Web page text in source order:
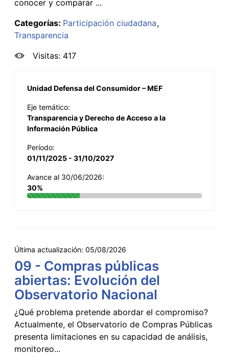
conocer y comparar ...
Categorías: Participación ciudadana
Transparencia
Visitas: 417
Unidad Defensa del Consumidor – MEF
Eje temático:
Transparencia y Derecho de Acceso a la
Información Pública
Período:
01/11/2025 - 31/10/2027
Avance al 30/06/2026:
30%
Última actualización: 05/08/2026
09 - Compras públicas
abiertas: Evolución del
Observatorio Nacional
¿Qué problema pretende abordar el compromiso?
Actualmente, el Observatorio de Compras Públicas
presenta limitaciones en su capacidad de análisis,
monitoreo...